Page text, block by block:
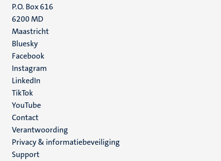
P.O. Box 616
6200 MD
Maastricht
Social
media
Bluesky
Facebook
Instagram
LinkedIn
TikTok
YouTube
Menu
footer
(NL)
Contact
Verantwoording
Privacy & informatiebeveiliging
Support